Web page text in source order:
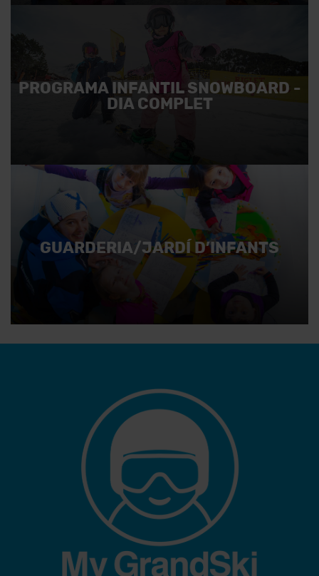
PROGRAMA INFANTIL SNOWBOARD -
DIA COMPLET
GUARDERIA/JARDÍ D’INFANTS